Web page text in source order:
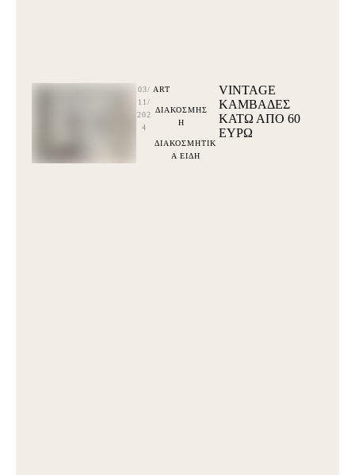
03/
11/
202
4
ART
ΔΙΑΚΟΣΜΗΣ
Η
ΔΙΑΚΟΣΜΗΤΙΚ
Α ΕΙΔΗ
VINTAGE
ΚΑΜΒΑΔΕΣ
ΚΆΤΩ ΑΠΌ 60
ΕΥΡΩ